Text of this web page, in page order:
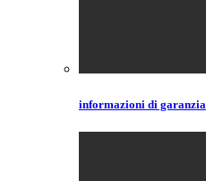
informazioni di garanzia